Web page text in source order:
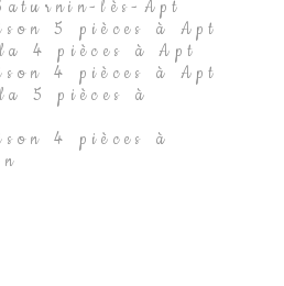
lès-Apt
5 pièces à Apt
4 pièces à Apt
4 pièces à Apt
5 pièces à
4 pièces à